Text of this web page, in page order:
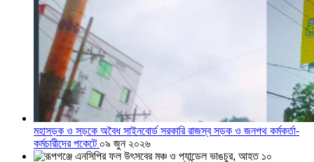
মহাসড়ক ও সড়কে অবৈধ সাইনবোর্ড সরকারি রাজস্ব সড়ক ও জনপথ কর্মকর্তা-
কর্মচারীদের পকেটে ০৯ জুন ২০২৬